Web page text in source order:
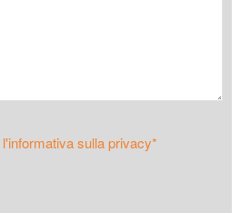
l'informativa sulla privacy*